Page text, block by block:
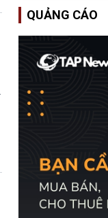
QUẢNG CÁO